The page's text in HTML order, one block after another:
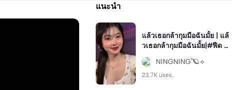
แนะนำ
แล้วเธอกล้ากุมมือฉันมั้ย | แล้
วเธอกล้ากุมมือฉันมั้ย|#ฟีด #
โทน #เล่นเพลง #มาแรง #ฮิ
ต
NINGNING˚🪐⟢
23.7K uses.